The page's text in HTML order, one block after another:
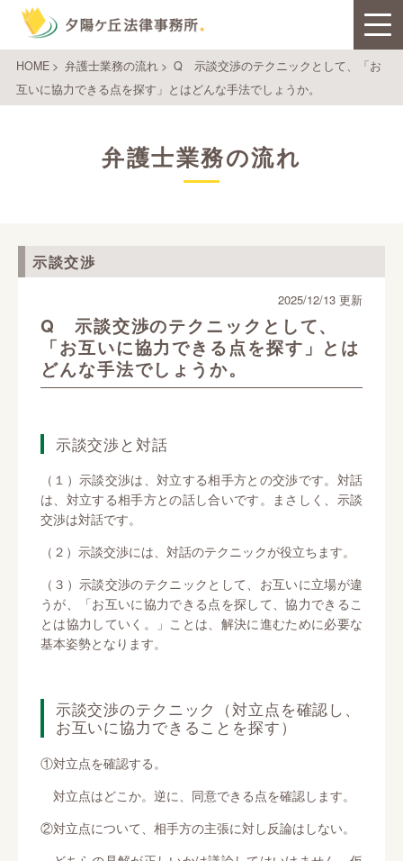
HOME> 弁護士業務の流れ> Q 示談交渉のテクニックとして、「お
互いに協力できる点を探す」とはどんな手法でしょうか。
弁護士業務の流れ
示談交渉
Q 示談交渉のテクニックとして、
「お互いに協力できる点を探す」とは
どんな手法でしょうか。
2025/12/13 更新
示談交渉と対話
（１）示談交渉は、対立する相手方との交渉です。対話
は、対立する相手方との話し合いです。まさしく、示談
交渉は対話です。
（２）示談交渉には、対話のテクニックが役立ちます。
（３）示談交渉のテクニックとして、お互いに立場が違
うが、「お互いに協力できる点を探して、協力できるこ
とは協力していく。」ことは、解決に進むために必要な
基本姿勢となります。
示談交渉のテクニック（対立点を確認し、
お互いに協力できることを探す）
①対立点を確認する。
対立点はどこか。逆に、同意できる点を確認します。
②対立点について、相手方の主張に対し反論はしない。